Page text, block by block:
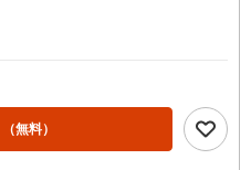
（無料）